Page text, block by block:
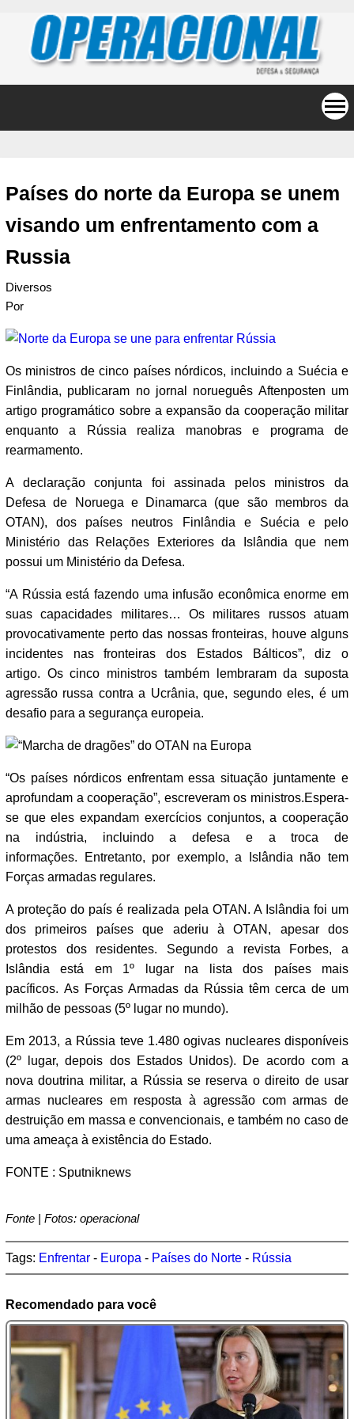
Países do norte da Europa se unem
visando um enfrentamento com a
Russia
Diversos
Por
Os ministros de cinco países nórdicos, incluindo a Suécia e
Finlândia, publicaram no jornal norueguês Aftenposten um
artigo programático sobre a expansão da cooperação militar
enquanto a Rússia realiza manobras e programa de
rearmamento.
A declaração conjunta foi assinada pelos ministros da
Defesa de Noruega e Dinamarca (que são membros da
OTAN), dos países neutros Finlândia e Suécia e pelo
Ministério das Relações Exteriores da Islândia que nem
possui um Ministério da Defesa.
“A Rússia está fazendo uma infusão econômica enorme em
suas capacidades militares… Os militares russos atuam
provocativamente perto das nossas fronteiras, houve alguns
incidentes nas fronteiras dos Estados Bálticos”, diz o
artigo. Os cinco ministros também lembraram da suposta
agressão russa contra a Ucrânia, que, segundo eles, é um
desafio para a segurança europeia.
“Os países nórdicos enfrentam essa situação juntamente e
aprofundam a cooperação”, escreveram os ministros.Espera-
se que eles expandam exercícios conjuntos, a cooperação
na indústria, incluindo a defesa e a troca de
informações. Entretanto, por exemplo, a Islândia não tem
Forças armadas regulares.
A proteção do país é realizada pela OTAN. A Islândia foi um
dos primeiros países que aderiu à OTAN, apesar dos
protestos dos residentes. Segundo a revista Forbes, a
Islândia está em 1º lugar na lista dos países mais
pacíficos. As Forças Armadas da Rússia têm cerca de um
milhão de pessoas (5º lugar no mundo).
Em 2013, a Rússia teve 1.480 ogivas nucleares disponíveis
(2º lugar, depois dos Estados Unidos). De acordo com a
nova doutrina militar, a Rússia se reserva o direito de usar
armas nucleares em resposta à agressão com armas de
destruição em massa e convencionais, e também no caso de
uma ameaça à existência do Estado.
FONTE : Sputniknews
Fonte | Fotos: operacional
Tags: Enfrentar - Europa - Países do Norte - Rússia
Recomendado para você